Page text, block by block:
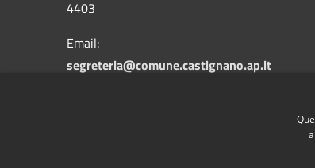
4403
Email:
segreteria@comune.castignano.ap.it